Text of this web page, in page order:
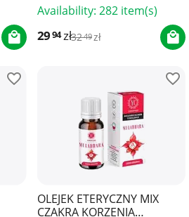
Availability: 282 item(s)
2994zł3249zł
OLEJEK ETERYCZNY MIX
CZAKRA KORZENIA